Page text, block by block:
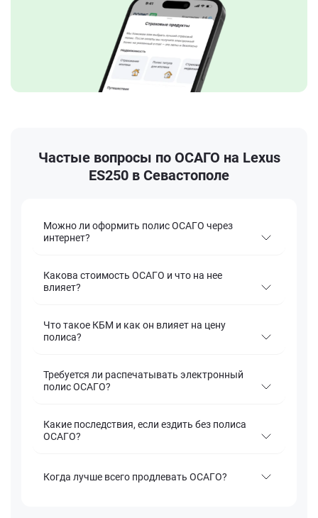
Частые вопросы по ОСАГО на Lexus
ES250 в Севастополе
Можно ли оформить полис ОСАГО через
интернет?
Какова стоимость ОСАГО и что на нее
влияет?
Что такое КБМ и как он влияет на цену
полиса?
Требуется ли распечатывать электронный
полис ОСАГО?
Какие последствия, если ездить без полиса
ОСАГО?
Когда лучше всего продлевать ОСАГО?